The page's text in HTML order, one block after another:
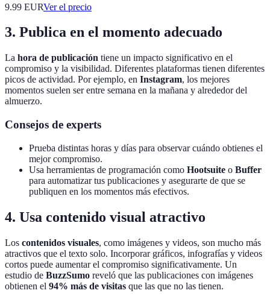
9.99 EURVer el precio
3. Publica en el momento adecuado
La hora de publicación tiene un impacto significativo en el
compromiso y la visibilidad. Diferentes plataformas tienen diferentes
picos de actividad. Por ejemplo, en Instagram, los mejores
momentos suelen ser entre semana en la mañana y alrededor del
almuerzo.
Consejos de experts
Prueba distintas horas y días para observar cuándo obtienes el
mejor compromiso.
Usa herramientas de programación como Hootsuite o Buffer
para automatizar tus publicaciones y asegurarte de que se
publiquen en los momentos más efectivos.
4. Usa contenido visual atractivo
Los contenidos visuales, como imágenes y videos, son mucho más
atractivos que el texto solo. Incorporar gráficos, infografías y videos
cortos puede aumentar el compromiso significativamente. Un
estudio de BuzzSumo reveló que las publicaciones con imágenes
obtienen el 94% más de visitas que las que no las tienen.